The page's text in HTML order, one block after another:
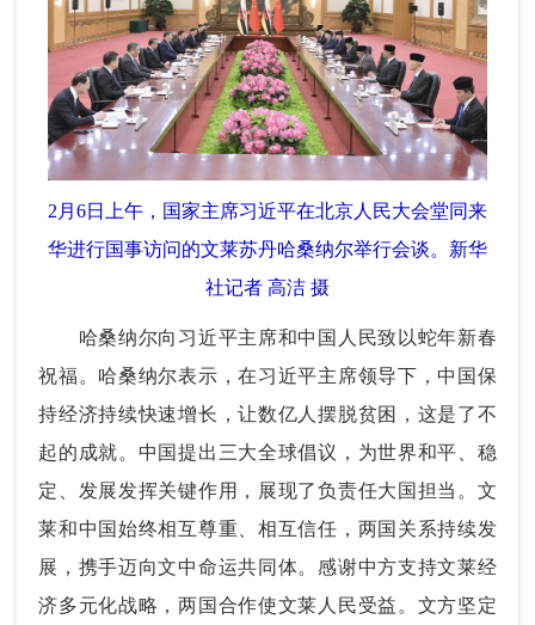
2月6日上午，国家主席习近平在北京人民大会堂同来
华进行国事访问的文莱苏丹哈桑纳尔举行会谈。新华
社记者 高洁 摄
哈桑纳尔向习近平主席和中国人民致以蛇年新春
祝福。哈桑纳尔表示，在习近平主席领导下，中国保
持经济持续快速增长，让数亿人摆脱贫困，这是了不
起的成就。中国提出三大全球倡议，为世界和平、稳
定、发展发挥关键作用，展现了负责任大国担当。文
莱和中国始终相互尊重、相互信任，两国关系持续发
展，携手迈向文中命运共同体。感谢中方支持文莱经
济多元化战略，两国合作使文莱人民受益。文方坚定